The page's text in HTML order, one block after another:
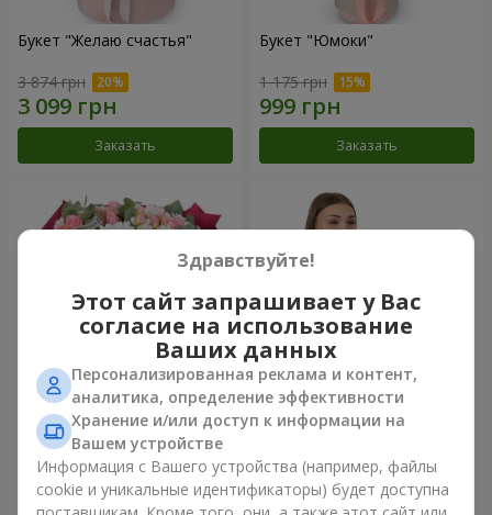
Букет "Желаю счастья"
3 874 грн
Заказать
Букет "Юмоки"
1 175 грн
Заказать
Букет "Очарование
нежности"
3 199 грн
Композиция "Белоснежная
гармония"
2 665 грн
Здравствуйте!
Этот сайт запрашивает у Вас
согласие на использование
Ваших данных
Персонализированная реклама и контент,
аналитика, определение эффективности
Хранение и/или доступ к информации на
Вашем устройстве
Информация с Вашего устройства (например, файлы
cookie и уникальные идентификаторы) будет доступна